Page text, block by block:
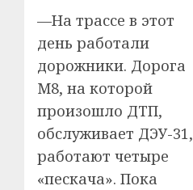
—На трассе в этот
день работали
дорожники. Дорога
М8, на которой
произошло ДТП,
обслуживает ДЭУ-31,
работают четыре
«пескача». Пока